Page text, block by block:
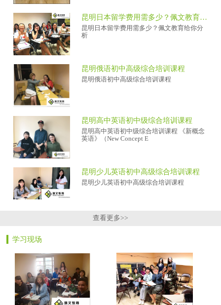
昆明日本留学费用需多少？佩文教育给你分析
昆明日本留学费用需多少？佩文教育给你分
析
昆明俄语初中高级综合培训课程
昆明俄语初中高级综合培训课程
昆明高中英语初中级综合培训课程
昆明高中英语初中级综合培训课程 《新概念
英语》（New Concept E
昆明少儿英语初中高级综合培训课程
昆明少儿英语初中高级综合培训课程
查看更多>>
学习现场